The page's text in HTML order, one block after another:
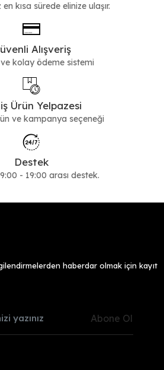
kısa sürede elinize ulaşır.
Alışveriş
kolay ödeme sistemi
Ürün Yelpazesi
ve kampanya seçeneği
Destek
- 19:00 arası destek.
haberdar olmak için kayıt
Abone Ol